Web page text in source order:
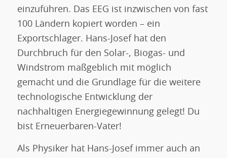
einzuführen. Das EEG ist inzwischen von fast
100 Ländern kopiert worden – ein
Exportschlager. Hans-Josef hat den
Durchbruch für den Solar-, Biogas- und
Windstrom maßgeblich mit möglich
gemacht und die Grundlage für die weitere
technologische Entwicklung der
nachhaltigen Energiegewinnung gelegt! Du
bist Erneuerbaren-Vater!
Als Physiker hat Hans-Josef immer auch an